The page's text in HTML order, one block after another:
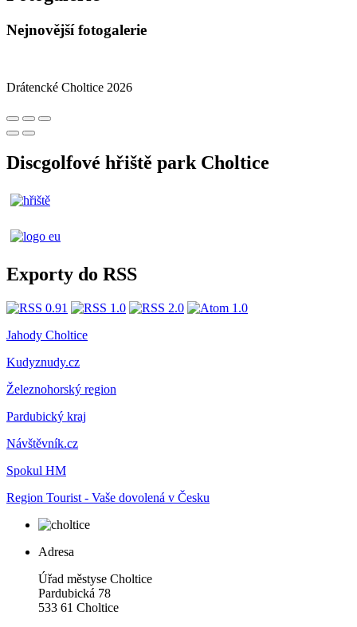
Nejnovější fotogalerie
Drátencké Choltice 2026
Discgolfové hřiště park Choltice
Exporty do RSS
Jahody Choltice
Kudyznudy.cz
Železnohorský region
Pardubický kraj
Návštěvník.cz
Spokul HM
Region Tourist - Vaše dovolená v Česku
Adresa
Úřad městyse Choltice
Pardubická 78
533 61 Choltice